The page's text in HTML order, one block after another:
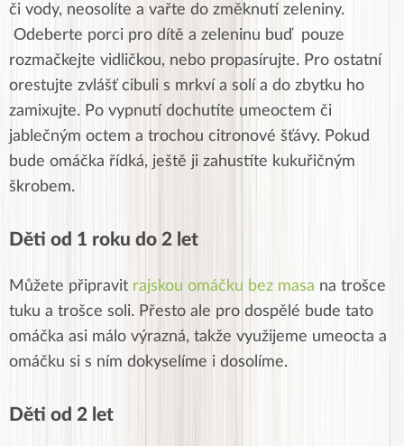
či vody, neosolíte a vařte do změknutí zeleniny.
Odeberte porci pro dítě a zeleninu buď pouze
rozmačkejte vidličkou, nebo propasírujte. Pro ostatní
orestujte zvlášť cibuli s mrkví a solí a do zbytku ho
zamixujte. Po vypnutí dochutíte umeoctem či
jablečným octem a trochou citronové šťávy. Pokud
bude omáčka řídká, ještě ji zahustíte kukuřičným
škrobem.
Děti od 1 roku do 2 let
Můžete připravit rajskou omáčku bez masa na trošce
tuku a trošce soli. Přesto ale pro dospělé bude tato
omáčka asi málo výrazná, takže využijeme umeocta a
omáčku si s ním dokyselíme i dosolíme.
Děti od 2 let